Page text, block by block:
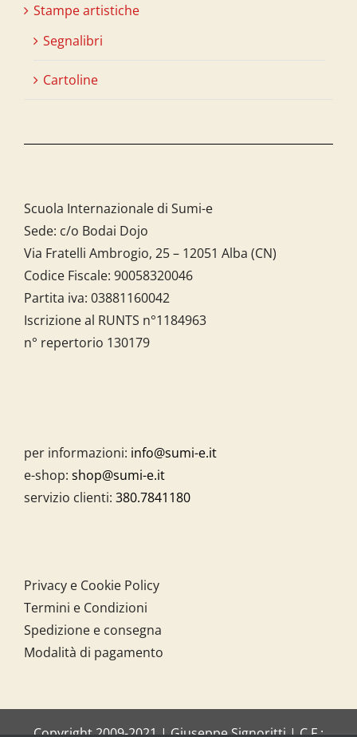
Stampe artistiche
Segnalibri
Cartoline
Scuola Internazionale di Sumi-e
Sede: c/o Bodai Dojo
Via Fratelli Ambrogio, 25 – 12051 Alba (CN)
Codice Fiscale: 90058320046
Partita iva: 03881160042
Iscrizione al RUNTS n°1184963
n° repertorio 130179
per informazioni: info@sumi-e.it
e-shop: shop@sumi-e.it
servizio clienti: 380.7841180
Privacy e Cookie Policy
Termini e Condizioni
Spedizione e consegna
Modalità di pagamento
Copyright 2009-2021 | Giuseppe Signoritti | C.F.: